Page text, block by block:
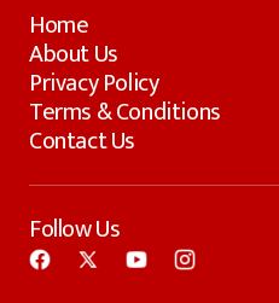
Home
About Us
Privacy Policy
Terms & Conditions
Contact Us
Follow Us